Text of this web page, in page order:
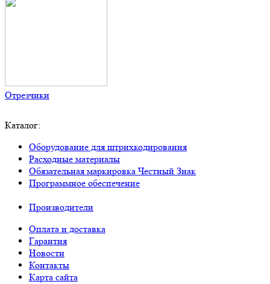
Отрезчики
Каталог:
Оборудование для штрихкодирования
Расходные материалы
Обязательная маркировка Честный Знак
Программное обеспечение
Производители
Оплата и доставка
Гарантия
Новости
Контакты
Карта сайта